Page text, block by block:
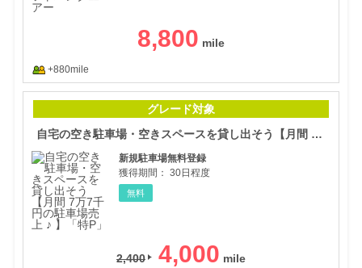
8,800
+880mile
グレード対象
自宅の空き駐車場・空きスペースを貸し出そう【月間 7万7千円の駐車場売上 ♪ 】「特P」
新規駐車場無料登録
獲得期間： 30日程度
無料
2,400 4,000